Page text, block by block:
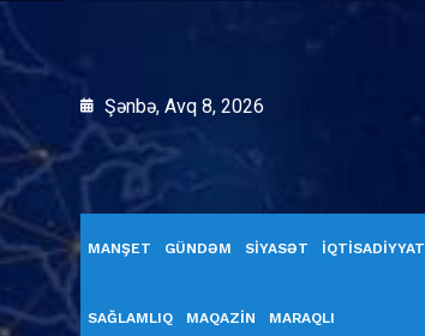
Şənbə, Avq 8, 2026
MANŞET GÜNDƏM SİYASƏT İQTİSADİYYAT
SAĞLAMLIQ MAQAZİN MARAQLI